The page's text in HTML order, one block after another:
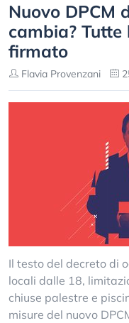
Nuovo DPCM
cambia?
firmato
Flavia Provenzani
Il testo del decreto di
locali dalle 18,
chiuse palestre e
misure del nuovo